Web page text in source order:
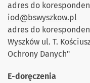
adres do
iod@bswyszkow.pl
adres do
Wyszków ul. T.
Ochrony Danych"
E-doręczenia